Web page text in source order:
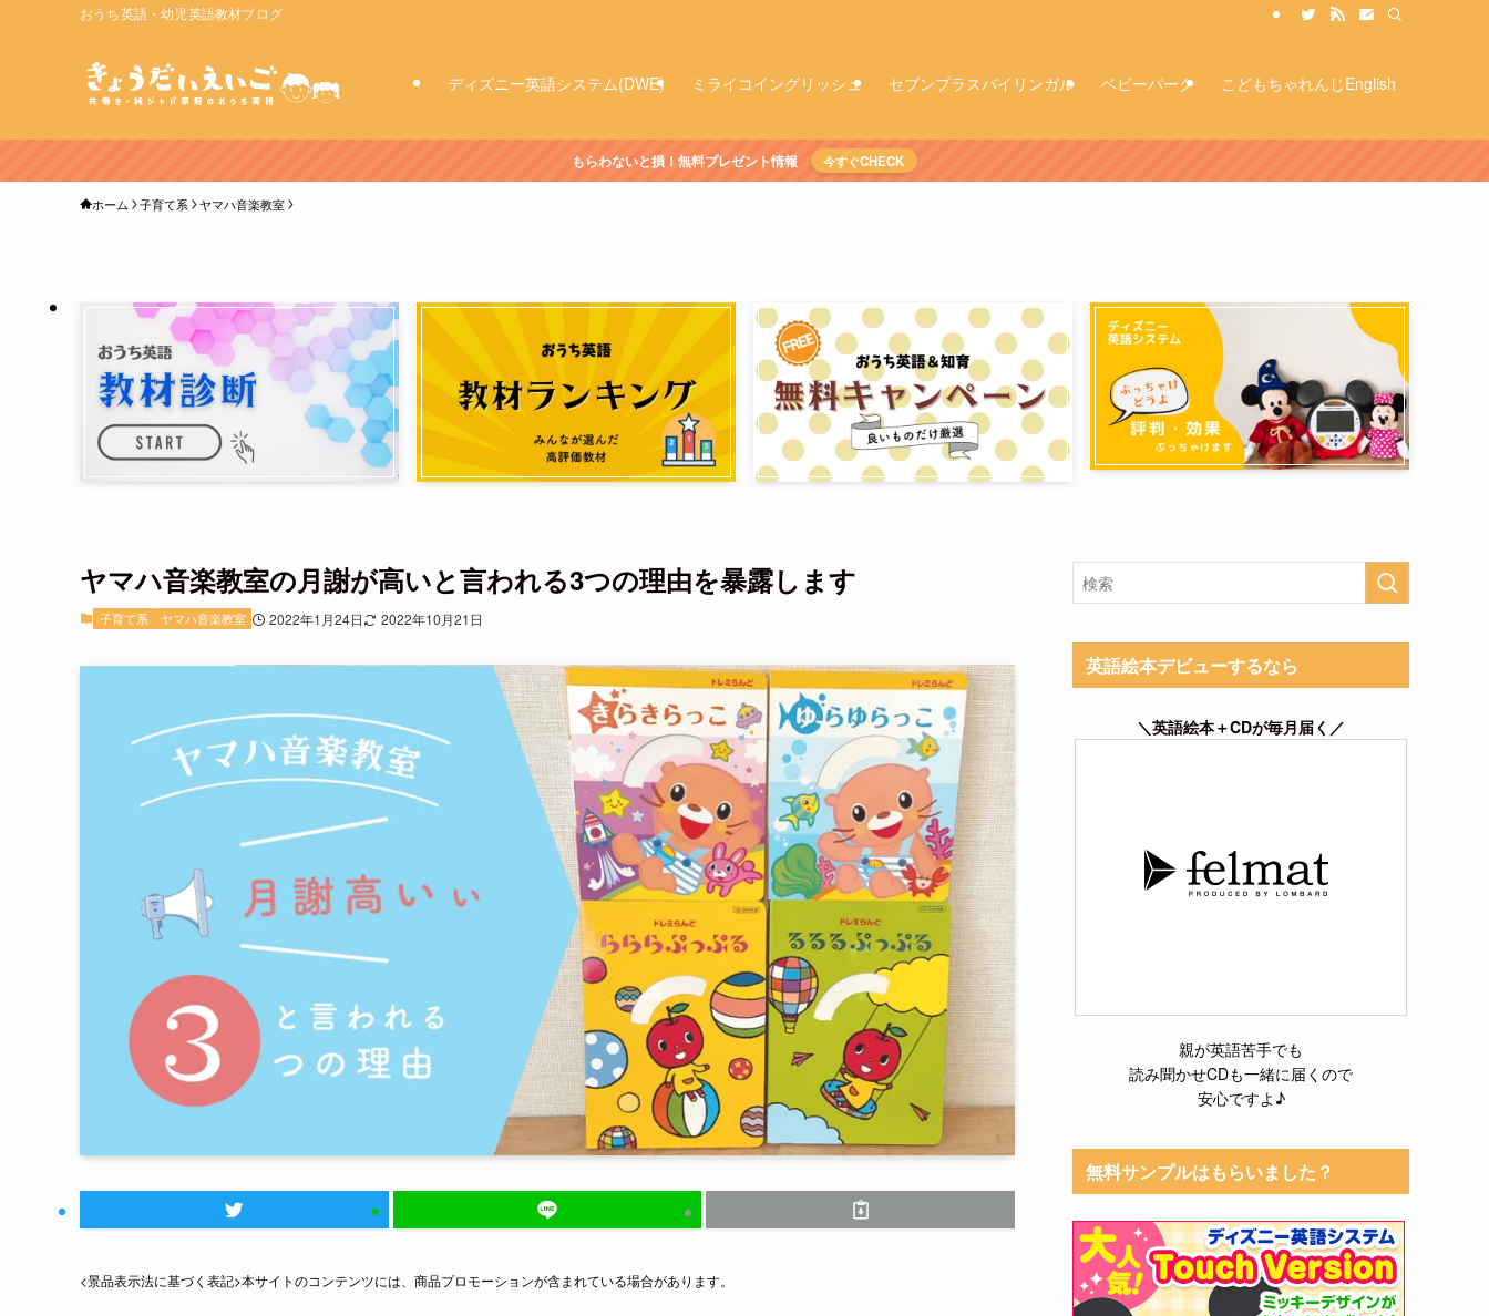
おうち英語・幼児英語教材ブログ
ディズニー英語システム(DWE) ミライコイングリッシュ セブンプラスバイリンガル ベビーパーク こどもちゃれんじEnglish
もらわないと損！無料プレゼント情報 今すぐCHECK
ホーム 子育て系 ヤマハ音楽教室
ヤマハ音楽教室の月謝が高いと言われる3つの理由を暴露します
子育て系 ヤマハ音楽教室 2022年1月24日 2022年10月21日
<景品表示法に基づく表記>本サイトのコンテンツには、商品プロモーションが含まれている場合があります。
英語絵本デビューするなら
＼英語絵本＋CDが毎月届く／
親が英語苦手でも
読み聞かせCDも一緒に届くので
安心ですよ♪
無料サンプルはもらいました？